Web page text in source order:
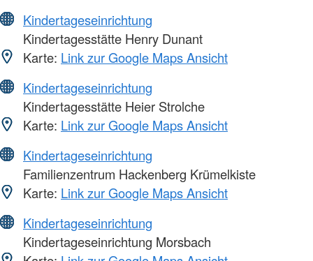
Kindertageseinrichtung
Kindertagesstätte Henry Dunant
Karte: Link zur Google Maps Ansicht
Kindertageseinrichtung
Kindertagesstätte Heier Strolche
Karte: Link zur Google Maps Ansicht
Kindertageseinrichtung
Familienzentrum Hackenberg Krümelkiste
Karte: Link zur Google Maps Ansicht
Kindertageseinrichtung
Kindertageseinrichtung Morsbach